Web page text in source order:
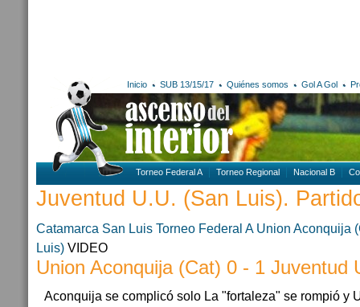
Inicio SUB 13/15/17 Quiénes somos Gol A Gol
Torneo Federal A Torneo Regional Nacional B
Juventud U.U. (San Luis).
Catamarca San Luis Torneo Federal A Union Aconquija
Luis) VIDEO
Union Aconquija (Cat) 0 - 1 Juventud
Aconquija se complicó solo La "fortaleza" se rompió y